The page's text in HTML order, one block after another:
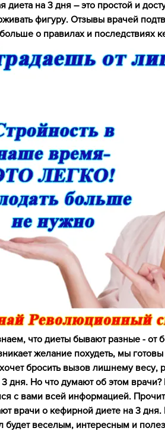
диета на 3 дня – это простой и
фигуру. Отзывы врачей
о правилах и последствиях
что диеты бывают разные - от
желание похудеть, мы
бросить вызов лишнему весу,
3 дня. Но что думают об этом
с вами всей информацией.
врачи о кефирной диете на 3
будет веселым, интересным и